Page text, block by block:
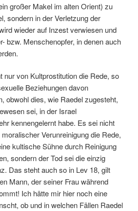
großer Makel im alten Orient) zu
sondern in der Verletzung der
wieder auf Inzest verwiesen und
bzw. Menschenopfer, in denen auch
nur von Kultprostitution die Rede, so
Beziehungen davon
obwohl dies, wie Raedel zugesteht,
sei, in der Israel
kennengelernt habe. Es sei nicht
Verunreinigung die Rede,
kultische Sühne durch Reinigung
sondern der Tod sei die einzig
Das steht auch so in Lev 18, gilt
Mann, der seiner Frau während
Ich hätte mir hier noch eine
ob und in welchen Fällen Raedel